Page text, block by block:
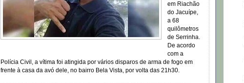
em Riachão
do Jacuípe,
a 68
quilômetros
de Serrinha.
De acordo
com a
Polícia Civil, a vítima foi atingida por vários disparos de arma de fogo em
frente à casa da avó dele, no bairro Bela Vista, por volta das 21h30.